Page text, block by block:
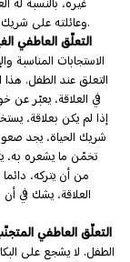
غيره، بالنّسبة له
وعائلته على شريك الحياة منذ البداية، يعبّر عن مشاعره بشكل طبيعي.
التعلّق العاطفي
الاستجابات المناسبة
التعلق عند الطفل.
في العلاقة، يعبّر عن
إذا لم يكن بعلاقة،
شريك الحياة، يجد
تخمّن ما يشعره به،
من أن يتركه،
العلاقة، يشك في
التعلّق العاطفي
الطفل. لا يشجع على